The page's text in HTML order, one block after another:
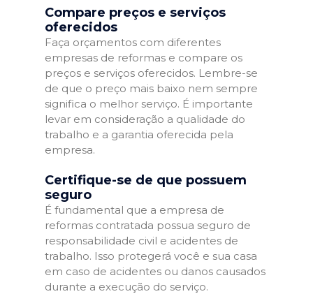
Compare preços e serviços
oferecidos
Faça orçamentos com diferentes
empresas de reformas e compare os
preços e serviços oferecidos. Lembre-se
de que o preço mais baixo nem sempre
significa o melhor serviço. É importante
levar em consideração a qualidade do
trabalho e a garantia oferecida pela
empresa.
Certifique-se de que possuem
seguro
É fundamental que a empresa de
reformas contratada possua seguro de
responsabilidade civil e acidentes de
trabalho. Isso protegerá você e sua casa
em caso de acidentes ou danos causados
durante a execução do serviço.